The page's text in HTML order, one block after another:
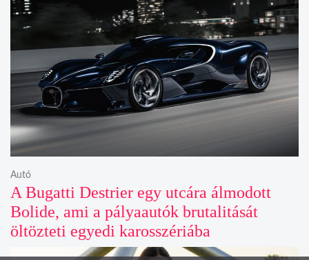
A Bugatti Destrier egy utcára álmodott
Bolide, ami a pályaautók brutalitását
öltözteti egyedi karosszériába
Autó